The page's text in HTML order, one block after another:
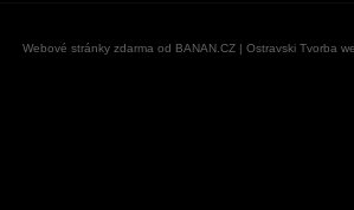
Webové stránky zdarma od BANAN.CZ| Ostravski Tvorba